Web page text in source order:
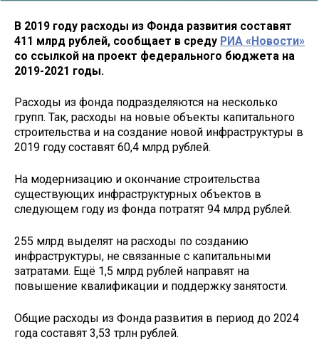
В 2019 году расходы из Фонда развития составят
411 млрд рублей, сообщает в среду РИА «Новости»
со ссылкой на проект федерального бюджета на
2019-2021 годы.
Расходы из фонда подразделяются на несколько
групп. Так, расходы на новые объекты капитального
строительства и на создание новой инфраструктуры в
2019 году составят 60,4 млрд рублей.
На модернизацию и окончание строительства
существующих инфраструктурных объектов в
следующем году из фонда потратят 94 млрд рублей.
255 млрд выделят на расходы по созданию
инфраструктуры, не связанные с капитальными
затратами. Ещё 1,5 млрд рублей направят на
повышение квалификации и поддержку занятости.
Общие расходы из Фонда развития в период до 2024
года составят 3,53 трлн рублей.